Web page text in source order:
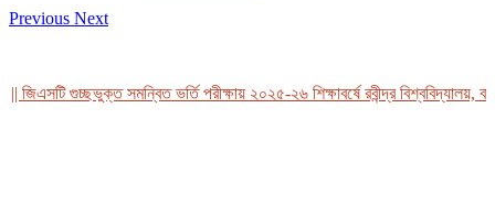
Previous Next
গুচ্ছভুক্ত সমন্বিত ভর্তি পরীক্ষায় ২০২৫-২৬ শিক্ষাবর্ষে রবীন্দ্র বিশ্ববিদ্যালয়,